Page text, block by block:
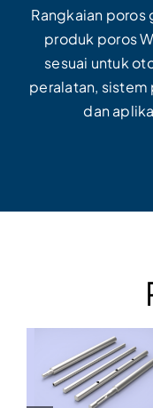
Rangkaian poros
produk poros
sesuai untuk
peralatan, sistem
dan